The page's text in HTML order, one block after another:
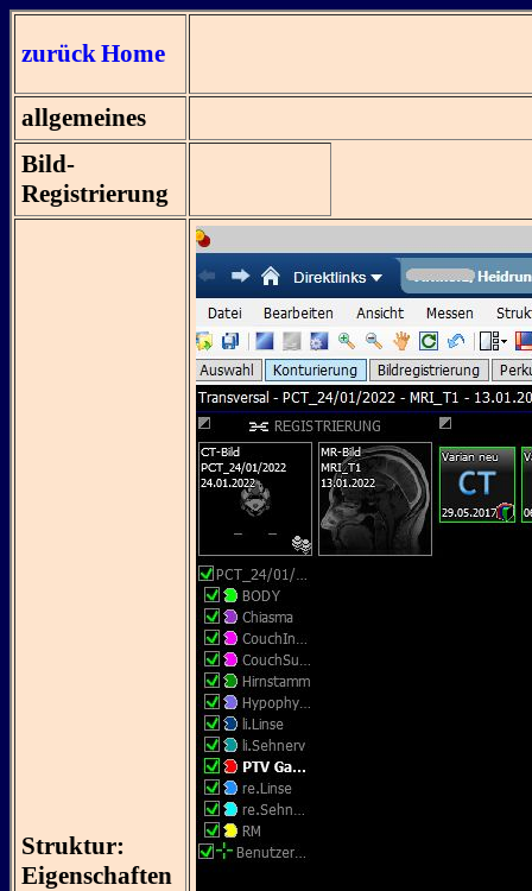
zurückHome
allgemeines
Bild-
Registrierung
Struktur:
Eigenschaften